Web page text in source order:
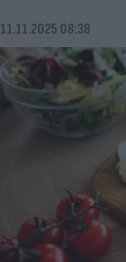
11.11.2025 08:38